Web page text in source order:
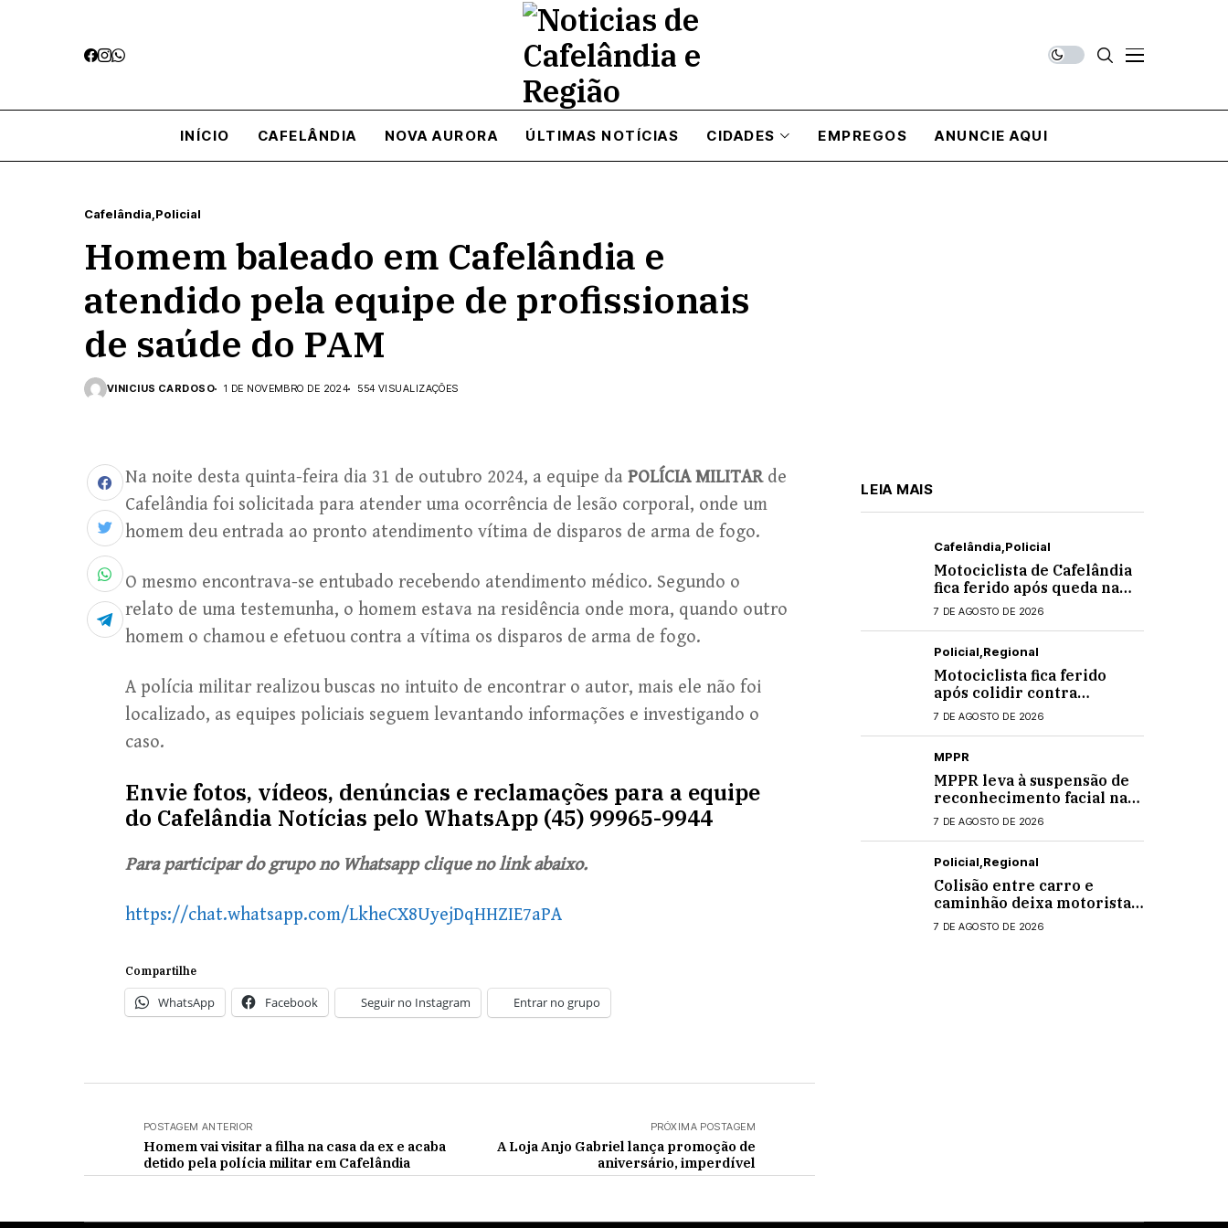
INÍCIO CAFELÂNDIA NOVA AURORA ÚLTIMAS NOTÍCIAS CIDADES EMPREGOS ANUNCIE AQUI
Cafelândia Policial
Homem baleado em Cafelândia e
atendido pela equipe de profissionais
de saúde do PAM
VINICIUS CARDOSO 1 DE NOVEMBRO DE 2024 554 VISUALIZAÇÕES
Na noite desta quinta-feira dia 31 de outubro 2024, a equipe da POLÍCIA MILITARde
Cafelândia foi solicitada para atender uma ocorrência de lesão corporal, onde um
homem deu entrada ao pronto atendimento vítima de disparos de arma de fogo.
O mesmo encontrava-se entubado recebendo atendimento médico. Segundo o
relato de uma testemunha, o homem estava na residência onde mora, quando outro
homem o chamou e efetuou contra a vítima os disparos de arma de fogo.
A polícia militar realizou buscas no intuito de encontrar o autor, mais ele não foi
localizado, as equipes policiais seguem levantando informações e investigando o
caso.
Envie fotos, vídeos, denúncias e reclamações para a equipe
do Cafelândia Notícias pelo WhatsApp (45) 99965-9944
Para participar do grupo no Whatsapp clique no link abaixo.
https://chat.whatsapp.com/LkheCX8UyejDqHHZIE7aPA
Compartilhe
WhatsApp Facebook Seguir no Instagram Entrar no grupo
POSTAGEM ANTERIOR
Homem vai visitar a filha na casa da ex e acaba
detido pela polícia militar em Cafelândia
PRÓXIMA POSTAGEM
A Loja Anjo Gabriel lança promoção de
aniversário, imperdível
LEIA MAIS
Cafelândia Policial
Motociclista de Cafelândia
fica ferido após queda na
PR-180 em Quarto
7 DE AGOSTO DE 2026
Policial Regional
Motociclista fica ferido
após colidir contra
banheiro químico que caiu
7 DE AGOSTO DE 2026
MPPR
MPPR leva à suspensão de
reconhecimento facial nas
escolas estaduais
7 DE AGOSTO DE 2026
Policial Regional
Colisão entre carro e
caminhão deixa motorista
ferido na PR-495, em
7 DE AGOSTO DE 2026